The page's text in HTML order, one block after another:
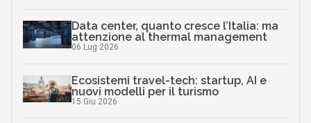
Data center, quanto cresce l’Italia: ma
attenzione al thermal management
06 Lug 2026
Ecosistemi travel-tech: startup, AI e
nuovi modelli per il turismo
15 Giu 2026